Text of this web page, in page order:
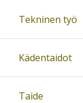
Tekninen työ
Kädentaidot
Taide